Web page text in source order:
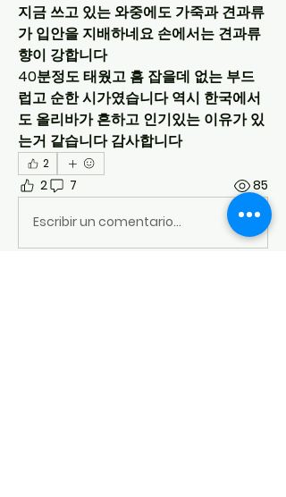
지금 쓰고 있는 와중에도 가죽과 견과류
가 입안을 지배하네요 손에서는 견과류
향이 강합니다
40분정도 태웠고 흠 잡을데 없는 부드
럽고 순한 시가였습니다 역시 한국에서
도 올리바가 흔하고 인기있는 이유가 있
는거 같습니다 감사합니다
2
2 7 85
Escribir un comentario...